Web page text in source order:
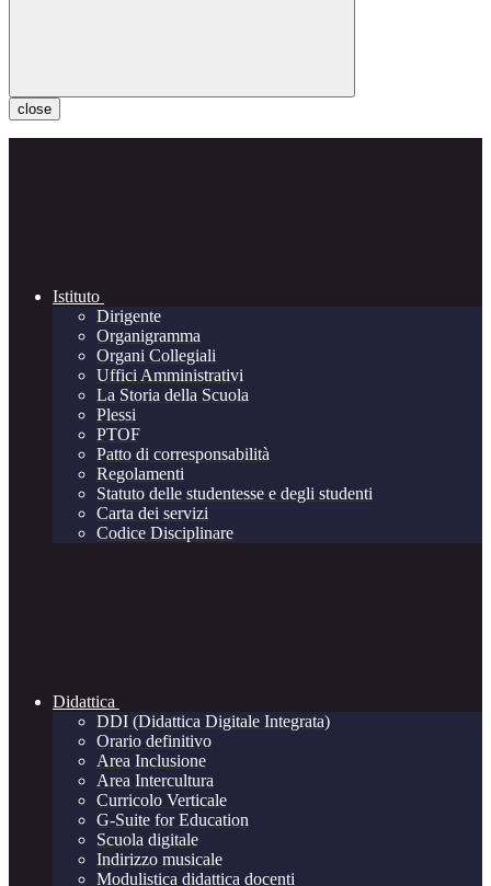
close
Istituto
Dirigente
Organigramma
Organi Collegiali
Uffici Amministrativi
La Storia della Scuola
Plessi
PTOF
Patto di corresponsabilità
Regolamenti
Statuto delle studentesse e degli studenti
Carta dei servizi
Codice Disciplinare
Didattica
DDI (Didattica Digitale Integrata)
Orario definitivo
Area Inclusione
Area Intercultura
Curricolo Verticale
G-Suite for Education
Scuola digitale
Indirizzo musicale
Modulistica didattica docenti